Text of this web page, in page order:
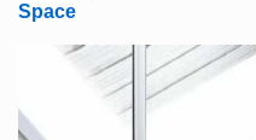
Space